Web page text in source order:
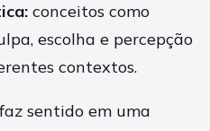
conceitos como
escolha e percepção
contextos.
sentido em uma